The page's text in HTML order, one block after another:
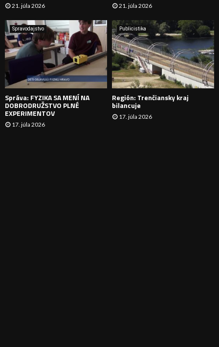
A
N
I
E
21. júla 2026 21. júla 2026
Spravodajstvo
Správa: FYZIKA SA MENÍ NA
DOBRODRUŽSTVO PLNÉ
EXPERIMENTOV
17. júla 2026
Publicistika
Región: Trenčiansky kraj
bilancuje
17. júla 2026